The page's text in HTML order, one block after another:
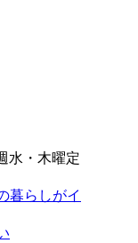
水・木曜定
暮らしがイ